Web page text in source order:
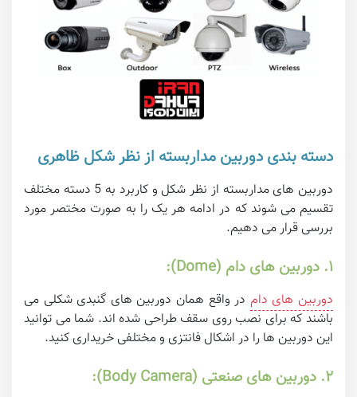
دسته بندی دوربین مداربسته از نظر شکل ظاهری
دوربین های مداربسته از نظر شکل و کاربرد به 5 دسته مختلف
تقسیم می شوند که در ادامه هر یک را به صورت مختصر مورد
بررسی قرار می دهیم.
۱. دوربین های دام (Dome):
دوربین های دام در واقع همان دوربین های گنبدی شکلی می
باشند که برای نصب روی سقف طراحی شده اند. شما می توانید
این دوربین ها را در اشکال فانتزی و مختلفی خریداری کنید.
۲. دوربین های صنعتی (Body Camera):